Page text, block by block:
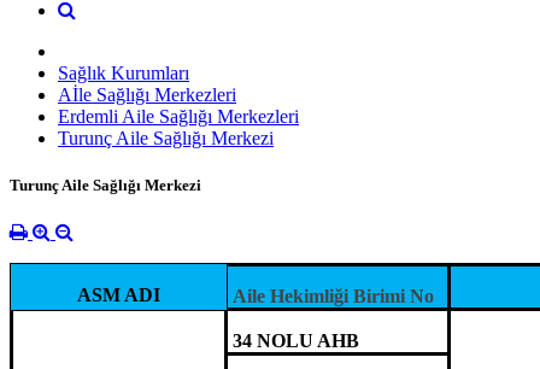
Sağlık Kurumları
Aİle Sağlığı Merkezleri
Erdemli Aile Sağlığı Merkezleri
Turunç Aile Sağlığı Merkezi
Turunç Aile Sağlığı Merkezi
ASM ADI Aile Hekimliği Birimi No
34 NOLU AHB